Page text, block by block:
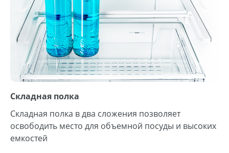
Складная полка
Складная полка в два сложения позволяет
освободить место для объемной посуды и высоких
емкостей